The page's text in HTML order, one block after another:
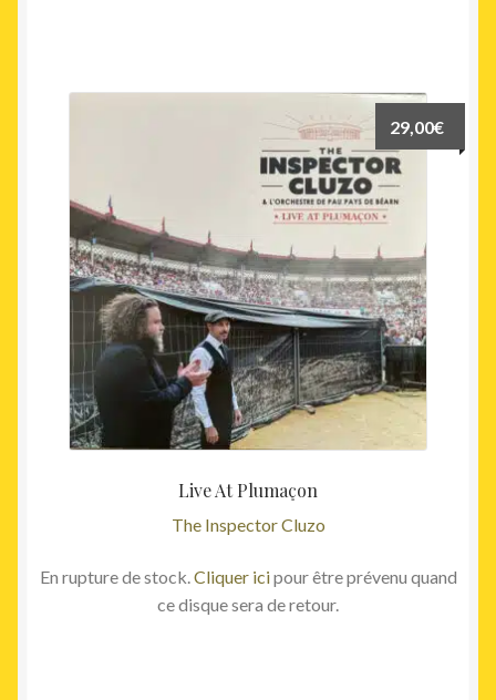
Live At Plumaçon
The Inspector Cluzo
29,00€
En rupture de stock.Cliquer icipour être prévenu quand
ce disque sera de retour.